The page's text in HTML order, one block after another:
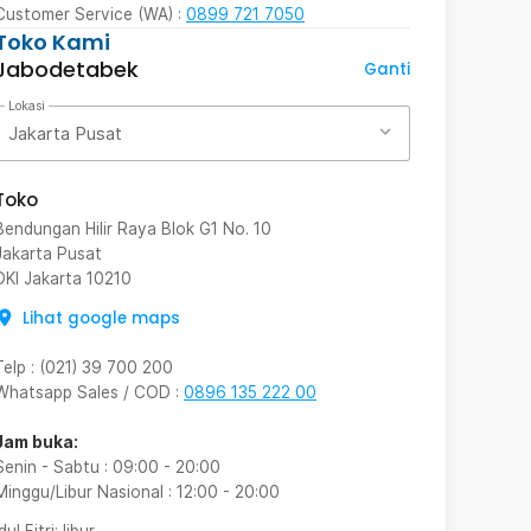
Service (WA) : 0899 721 7050
Kami
Ganti
Lokasi
Jakarta Pusat
Hilir Raya Blok G1 No. 10
Pusat
Jakarta 10210
Lihat google maps
: (021) 39 700 200
Sales / COD : 0896 135 222 00
buka:
- Sabtu : 09:00 - 20:00
Libur Nasional : 12:00 - 20:00